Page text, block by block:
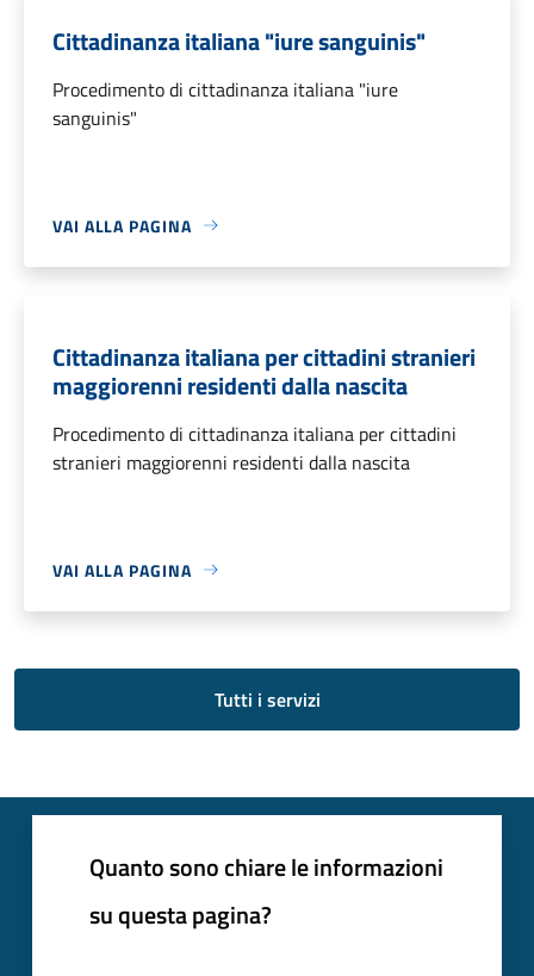
Cittadinanza italiana "iure sanguinis"
Procedimento di cittadinanza italiana "iure
sanguinis"
VAI ALLA PAGINA
Cittadinanza italiana per cittadini stranieri
maggiorenni residenti dalla nascita
Procedimento di cittadinanza italiana per cittadini
stranieri maggiorenni residenti dalla nascita
VAI ALLA PAGINA
Tutti i servizi
Quanto sono chiare le informazioni
su questa pagina?